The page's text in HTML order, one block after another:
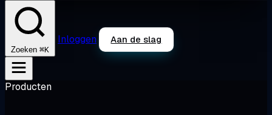
Zoeken ⌘K
Inloggen Aan de slag
Producten